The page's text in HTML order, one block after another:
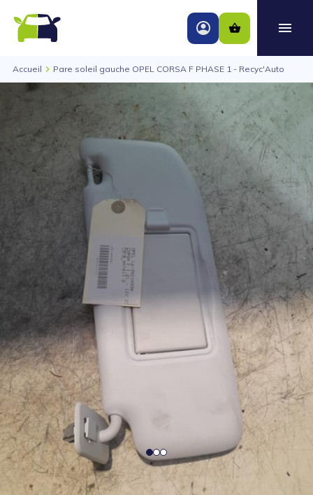
Accueil Pare soleil gauche OPEL CORSA F PHASE 1 - Recyc'Auto